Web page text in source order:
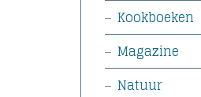
Kookboeken
Magazine
Natuur